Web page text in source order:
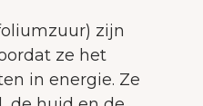
foliumzuur) zijn
ze het
in energie. Ze
Alles accepteren